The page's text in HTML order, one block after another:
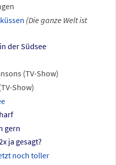
(Die ganze Welt ist
der Südsee
(TV-Show)
Show)
gern
ja gesagt?
noch toller